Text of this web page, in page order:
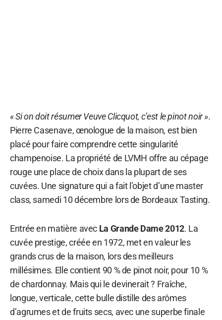
« Si on doit résumer Veuve Clicquot, c’est le pinot noir ».
Pierre Casenave, œnologue de la maison, est bien
placé pour faire comprendre cette singularité
champenoise. La propriété de LVMH offre au cépage
rouge une place de choix dans la plupart de ses
cuvées. Une signature qui a fait l’objet d’une master
class, samedi 10 décembre lors de Bordeaux Tasting.
Entrée en matière avec La Grande Dame 2012. La
cuvée prestige, créée en 1972, met en valeur les
grands crus de la maison, lors des meilleurs
millésimes. Elle contient 90 % de pinot noir, pour 10 %
de chardonnay. Mais qui le devinerait ? Fraîche,
longue, verticale, cette bulle distille des arômes
d’agrumes et de fruits secs, avec une superbe finale